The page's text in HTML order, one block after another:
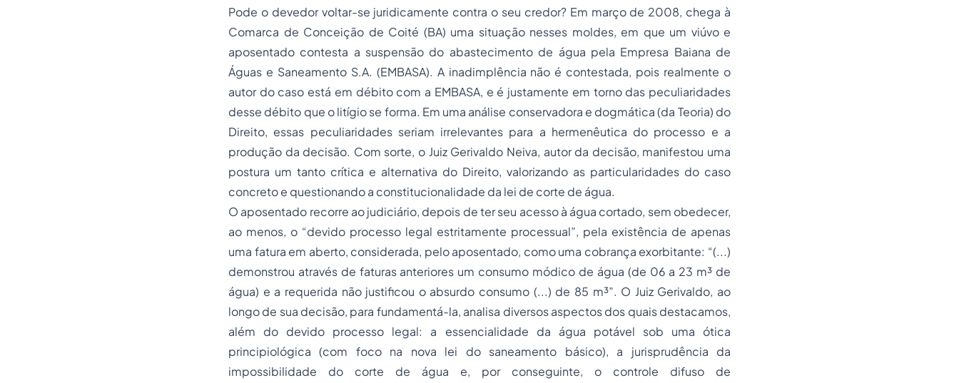
Pode o devedor voltar-se juridicamente contra o seu credor? Em março de 2008, chega à
Comarca de Conceição de Coité (BA) uma situação nesses moldes, em que um viúvo e
aposentado contesta a suspensão do abastecimento de água pela Empresa Baiana de
Águas e Saneamento S.A. (EMBASA). A inadimplência não é contestada, pois realmente o
autor do caso está em débito com a EMBASA, e é justamente em torno das peculiaridades
desse débito que o litígio se forma. Em uma análise conservadora e dogmática (da Teoria) do
Direito, essas peculiaridades seriam irrelevantes para a hermenêutica do processo e a
produção da decisão. Com sorte, o Juiz Gerivaldo Neiva, autor da decisão, manifestou uma
postura um tanto crítica e alternativa do Direito, valorizando as particularidades do caso
concreto e questionando a constitucionalidade da lei de corte de água.
O aposentado recorre ao judiciário, depois de ter seu acesso à água cortado, sem obedecer,
ao menos, o “devido processo legal estritamente processual”, pela existência de apenas
uma fatura em aberto, considerada, pelo aposentado, como uma cobrança exorbitante: “(...)
demonstrou através de faturas anteriores um consumo módico de água (de 06 a 23 m³ de
água) e a requerida não justificou o absurdo consumo (...) de 85 m³”. O Juiz Gerivaldo, ao
longo de sua decisão, para fundamentá-la, analisa diversos aspectos dos quais destacamos,
além do devido processo legal: a essencialidade da água potável sob uma ótica
principiológica (com foco na nova lei do saneamento básico), a jurisprudência da
impossibilidade do corte de água e, por conseguinte, o controle difuso de